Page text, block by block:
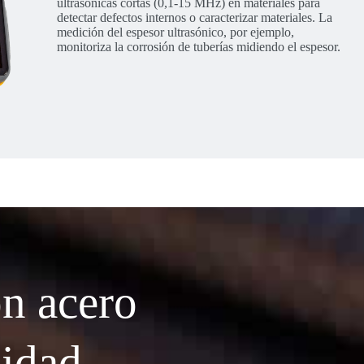
ultrasónicas cortas (0,1-15 MHz) en materiales para
detectar defectos internos o caracterizar materiales. La
medición del espesor ultrasónico, por ejemplo,
monitoriza la corrosión de tuberías midiendo el espesor.
acero